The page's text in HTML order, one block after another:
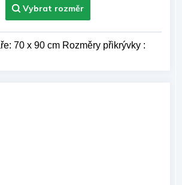
70 x 90 cm Rozměry přikrývky :